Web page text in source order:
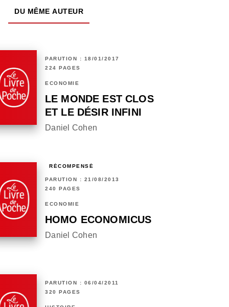
DU MÊME AUTEUR
PARUTION : 18/01/2017
224 PAGES
ECONOMIE
LE MONDE EST CLOS
ET LE DÉSIR INFINI
Daniel Cohen
RÉCOMPENSÉ
PARUTION : 21/08/2013
240 PAGES
ECONOMIE
HOMO ECONOMICUS
Daniel Cohen
PARUTION : 06/04/2011
320 PAGES